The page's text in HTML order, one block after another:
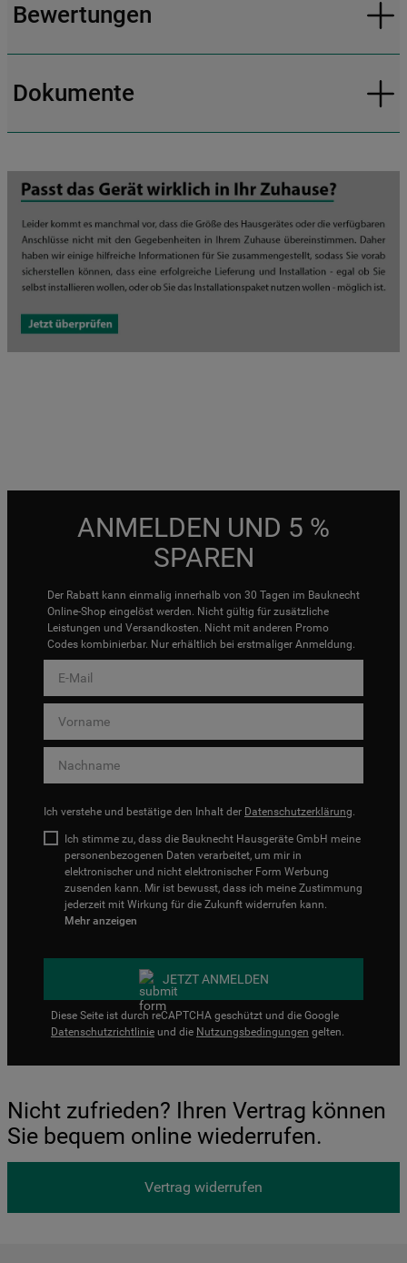
Bewertungen
Dokumente
ANMELDEN UND 5 %
SPAREN
Der Rabatt kann einmalig innerhalb von 30 Tagen im Bauknecht
Online-Shop eingelöst werden. Nicht gültig für zusätzliche
Leistungen und Versandkosten. Nicht mit anderen Promo
Codes kombinierbar. Nur erhältlich bei erstmaliger Anmeldung.
Ich verstehe und bestätige den Inhalt der Datenschutzerklärung.
Ich stimme zu, dass die Bauknecht Hausgeräte GmbH meine
personenbezogenen Daten verarbeitet, um mir in
elektronischer und nicht elektronischer Form Werbung
zusenden kann. Mir ist bewusst, dass ich meine Zustimmung
jederzeit mit Wirkung für die Zukunft widerrufen kann.
Mehr anzeigen
JETZT ANMELDEN
Diese Seite ist durch reCAPTCHA geschützt und die Google
Datenschutzrichtlinie und die Nutzungsbedingungen gelten.
Nicht zufrieden? Ihren Vertrag können
Sie bequem online wiederrufen.
Vertrag widerrufen